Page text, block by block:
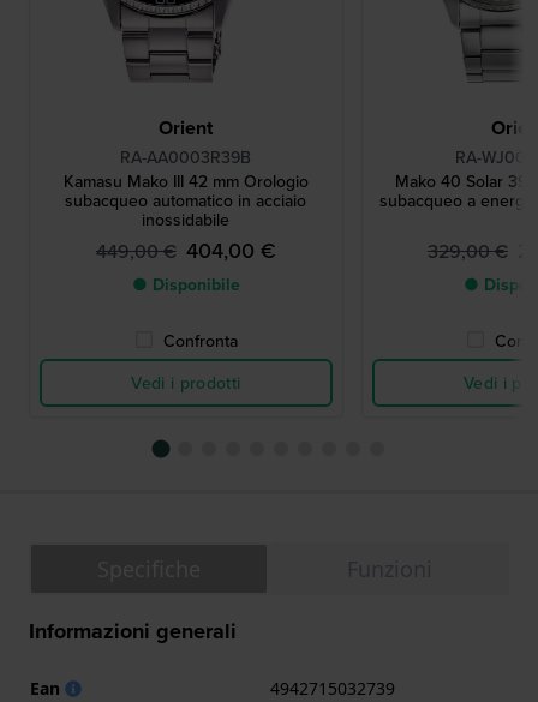
Orient
RA-AA0003R39B
Kamasu Mako III 42 mm Orologio
subacqueo automatico in acciaio
inossidabile
449,00 € 404,00 €
● Disponibile
Confronta
Vedi i prodotti
RA-
Mako 40 Solar
subacqueo a
329,00 €
●
Vedi i
Informazioni generali
Ean
4942715032739